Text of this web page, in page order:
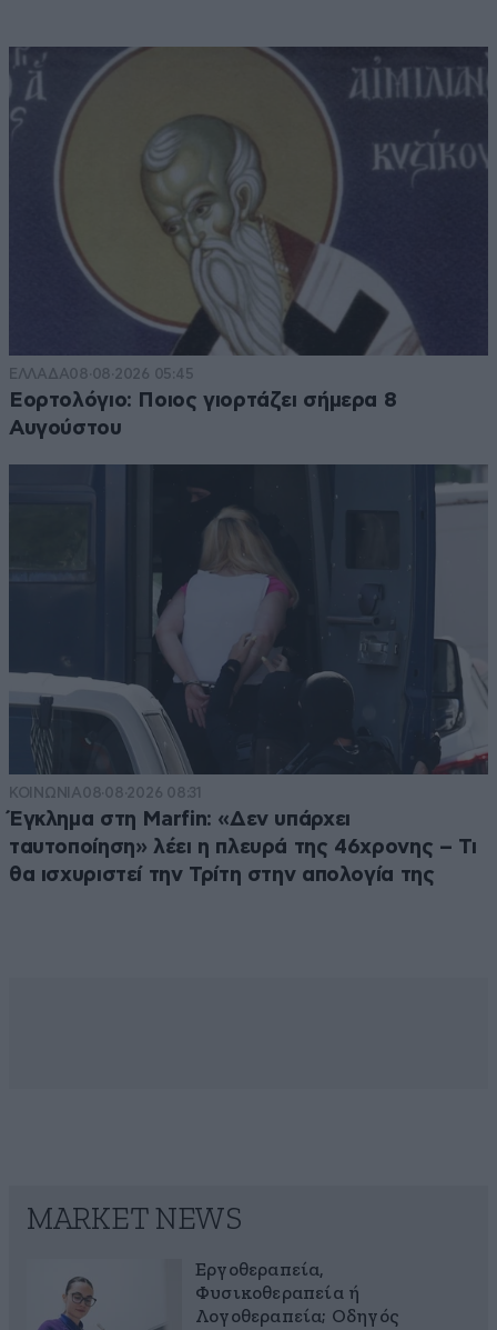
ΕΛΛΑΔΑ08·08·2026 05:45
Εορτολόγιο: Ποιος γιορτάζει σήμερα 8
Αυγούστου
ΚΟΙΝΩΝΙΑ08·08·2026 08:31
Έγκλημα στη Marfin: «Δεν υπάρχει
ταυτοποίηση» λέει η πλευρά της 46χρονης – Τι
θα ισχυριστεί την Τρίτη στην απολογία της
MARKET NEWS
Εργοθεραπεία,
Φυσικοθεραπεία ή
Λογοθεραπεία; Οδηγός